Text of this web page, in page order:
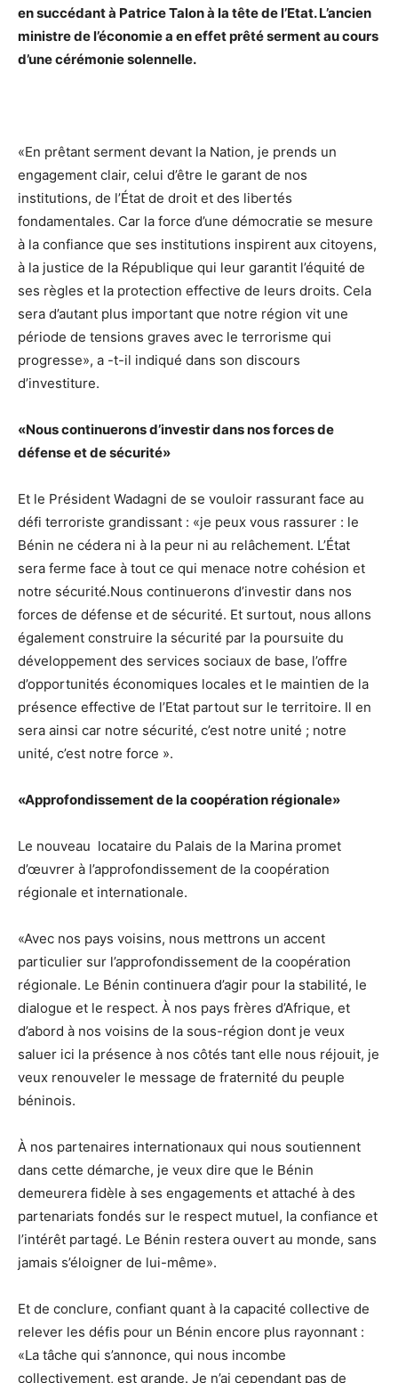
en succédant à Patrice Talon à la tête de l’Etat. L’ancien
ministre de l’économie a en effet prêté serment au cours
d’une cérémonie solennelle.
«En prêtant serment devant la Nation, je prends un
engagement clair, celui d’être le garant de nos
institutions, de l’État de droit et des libertés
fondamentales. Car la force d’une démocratie se mesure
à la confiance que ses institutions inspirent aux citoyens,
à la justice de la République qui leur garantit l’équité de
ses règles et la protection effective de leurs droits. Cela
sera d’autant plus important que notre région vit une
période de tensions graves avec le terrorisme qui
progresse», a -t-il indiqué dans son discours
d’investiture.
«Nous continuerons d’investir dans nos forces de
défense et de sécurité»
Et le Président Wadagni de se vouloir rassurant face au
défi terroriste grandissant : «je peux vous rassurer : le
Bénin ne cédera ni à la peur ni au relâchement. L’État
sera ferme face à tout ce qui menace notre cohésion et
notre sécurité.Nous continuerons d’investir dans nos
forces de défense et de sécurité. Et surtout, nous allons
également construire la sécurité par la poursuite du
développement des services sociaux de base, l’offre
d’opportunités économiques locales et le maintien de la
présence effective de l’Etat partout sur le territoire. Il en
sera ainsi car notre sécurité, c’est notre unité ; notre
unité, c’est notre force ».
«Approfondissement de la coopération régionale»
Le nouveau locataire du Palais de la Marina promet
d’œuvrer à l’approfondissement de la coopération
régionale et internationale.
«Avec nos pays voisins, nous mettrons un accent
particulier sur l’approfondissement de la coopération
régionale. Le Bénin continuera d’agir pour la stabilité, le
dialogue et le respect. À nos pays frères d’Afrique, et
d’abord à nos voisins de la sous-région dont je veux
saluer ici la présence à nos côtés tant elle nous réjouit, je
veux renouveler le message de fraternité du peuple
béninois.
À nos partenaires internationaux qui nous soutiennent
dans cette démarche, je veux dire que le Bénin
demeurera fidèle à ses engagements et attaché à des
partenariats fondés sur le respect mutuel, la confiance et
l’intérêt partagé. Le Bénin restera ouvert au monde, sans
jamais s’éloigner de lui-même».
Et de conclure, confiant quant à la capacité collective de
relever les défis pour un Bénin encore plus rayonnant :
«La tâche qui s’annonce, qui nous incombe
collectivement, est grande. Je n’ai cependant pas de